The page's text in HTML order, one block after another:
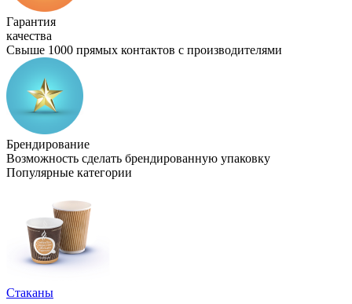
Гарантия
качества
Свыше 1000 прямых контактов с производителями
Брендирование
Возможность сделать брендированную упаковку
Популярные категории
Стаканы